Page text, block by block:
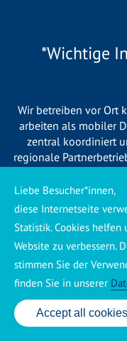
*Wichtige
Wir betreiben vor Ort
arbeiten als mobiler
zentral koordiniert
regionale
Service
unmittelbar verfügbar
Ihrer Region den
verpflichtet, Sie vor
voraussichtlichen
24 Std.
Accept all cookies
Liebe Besucher*innen,
diese Internetseite
Statistik. Cookies
Website zu verbessern.
stimmen Sie der
finden Sie in unserer